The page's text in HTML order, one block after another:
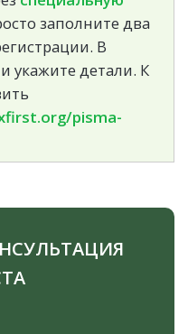
заполните два
В
укажите детали. К
pisma-